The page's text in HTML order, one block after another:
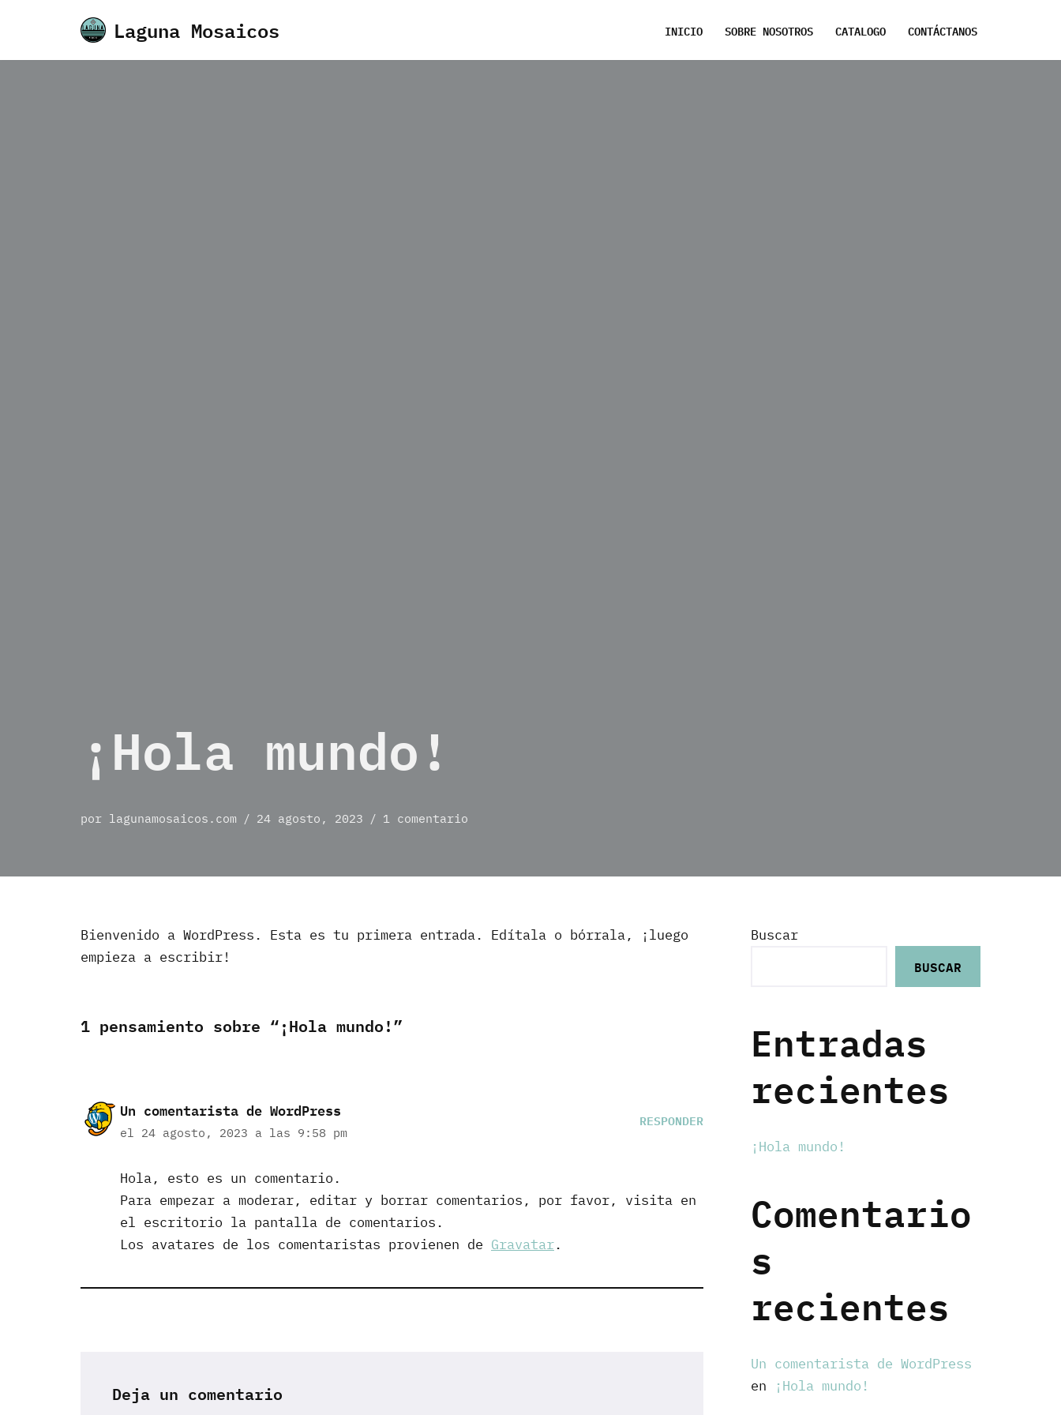
Laguna Mosaicos INICIO SOBRE NOSOTROS CATALOGO CONTÁCTANOS
¡Hola mundo!
por lagunamosaicos.com 24 agosto, 2023 1 comentario
Bienvenido a WordPress. Esta es tu primera entrada. Edítala o bórrala, ¡luego
empieza a escribir!
1 pensamiento sobre “¡Hola mundo!”
Un comentarista de WordPress
el 24 agosto, 2023 a las 9:58 pm
RESPONDER
Hola, esto es un comentario.
Para empezar a moderar, editar y borrar comentarios, por favor, visita en
el escritorio la pantalla de comentarios.
Los avatares de los comentaristas provienen de Gravatar.
Deja un comentario
Buscar
BUSCAR
Entradas
recientes
¡Hola mundo!
Comentario
s
recientes
Un comentarista de WordPress
en
¡Hola mundo!